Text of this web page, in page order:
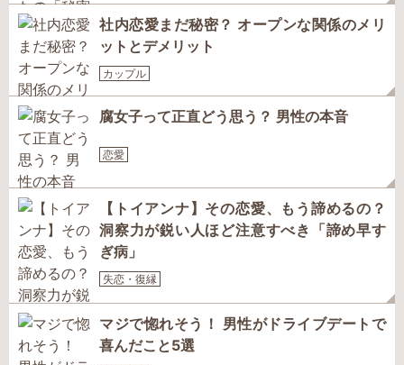
社内恋愛まだ秘密？ オープンな関係のメリ
ットとデメリット
カップル
腐女子って正直どう思う？ 男性の本音
恋愛
【トイアンナ】その恋愛、もう諦めるの？
洞察力が鋭い人ほど注意すべき「諦め早す
ぎ病」
失恋・復縁
マジで惚れそう！ 男性がドライブデートで
喜んだこと5選